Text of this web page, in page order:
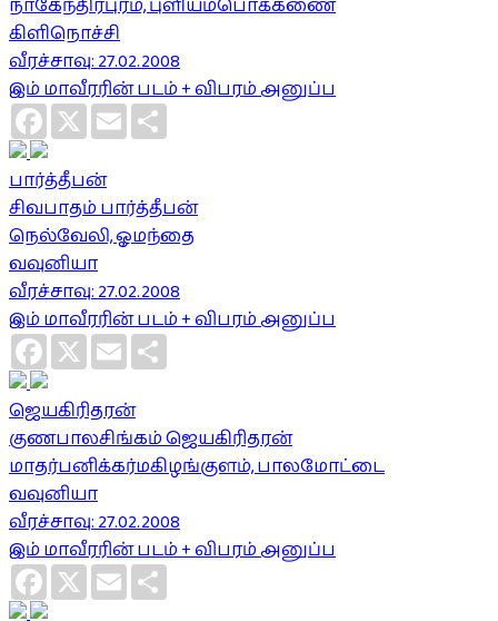
நாகேந்திரபுரம், புளியம்பொக்கணை
கிளிநொச்சி
வீரச்சாவு: 27.02.2008
இம் மாவீரரின் படம் + விபரம் அனுப்ப
Facebook
X Email
பார்த்தீபன்
சிவபாதம் பார்த்தீபன்
நெல்வேலி, ஓமந்தை
வவுனியா
வீரச்சாவு: 27.02.2008
இம் மாவீரரின் படம் + விபரம் அனுப்ப
Facebook
X Email
ஜெயகிரிதரன்
குணபாலசிங்கம் ஜெயகிரிதரன்
மாதர்பனிக்கர்மகிழங்குளம், பாலமோட்டை
வவுனியா
வீரச்சாவு: 27.02.2008
இம் மாவீரரின் படம் + விபரம் அனுப்ப
Facebook
X Email